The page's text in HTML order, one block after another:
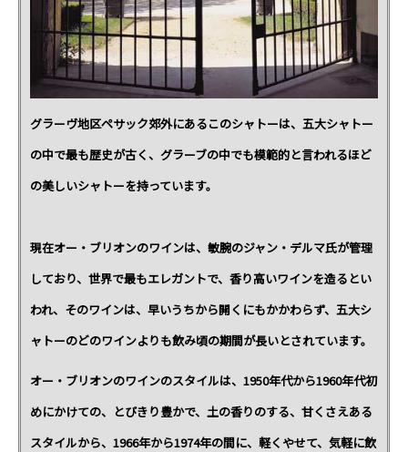
グラーヴ地区ペサック郊外にあるこのシャトーは、五大シャトー
の中で最も歴史が古く、グラーブの中でも模範的と言われるほど
の美しいシャトーを持っています。
現在オー・ブリオンのワインは、敏腕のジャン・デルマ氏が管理
しており、世界で最もエレガントで、香り高いワインを造るとい
われ、そのワインは、早いうちから開くにもかかわらず、五大シ
ャトーのどのワインよりも飲み頃の期間が長いとされています。
オー・ブリオンのワインのスタイルは、1950年代から1960年代初
めにかけての、とびきり豊かで、土の香りのする、甘くさえある
スタイルから、1966年から1974年の間に、軽くやせて、気軽に飲